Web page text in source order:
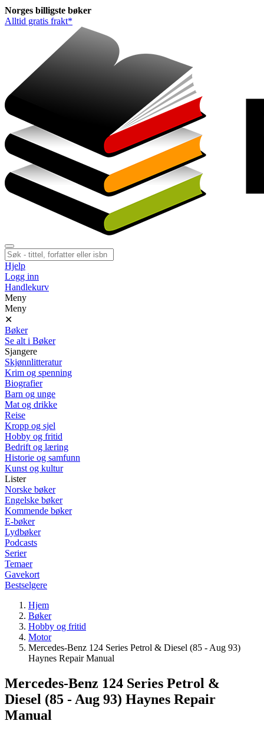
Norges billigste bøker
Alltid gratis frakt*
Hjelp
Logg inn
Handlekurv
Meny
Meny
✕
Bøker
Se alt i Bøker
Sjangere
Skjønnlitteratur
Krim og spenning
Biografier
Barn og unge
Mat og drikke
Reise
Kropp og sjel
Hobby og fritid
Bedrift og læring
Historie og samfunn
Kunst og kultur
Lister
Norske bøker
Engelske bøker
Kommende bøker
E-bøker
Lydbøker
Podcasts
Serier
Temaer
Gavekort
Bestselgere
Hjem
Bøker
Hobby og fritid
Motor
Mercedes-Benz 124 Series Petrol & Diesel (85 - Aug 93)
Haynes Repair Manual
Mercedes-Benz 124 Series Petrol &
Diesel (85 - Aug 93) Haynes Repair
Manual